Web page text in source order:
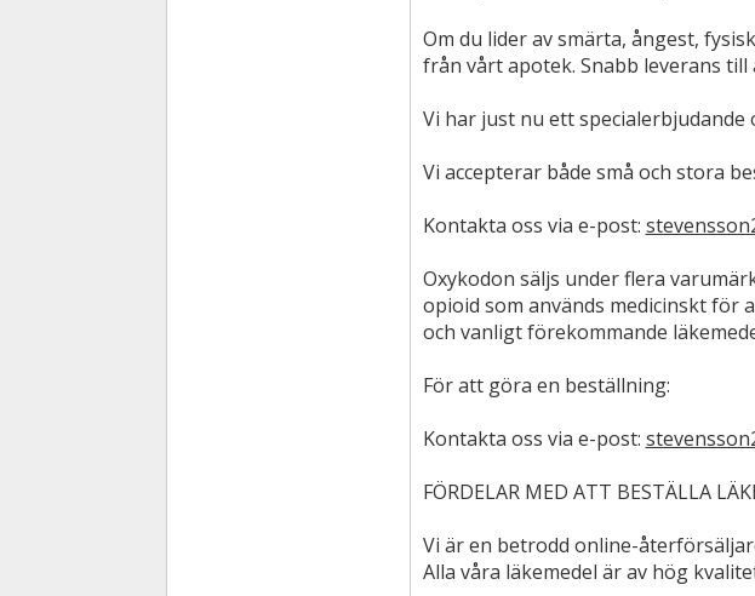
Om du lider av smärta, ångest,
från vårt apotek. Snabb leverans
Vi har just nu ett
Vi accepterar både små och stora
Kontakta oss via e-post:
Oxykodon säljs under flera
opioid som används medicinskt för
och vanligt förekommande
För att göra en beställning:
Kontakta oss via e-post:
FÖRDELAR MED ATT BESTÄLLA
Vi är en betrodd online-
Alla våra läkemedel är av hög